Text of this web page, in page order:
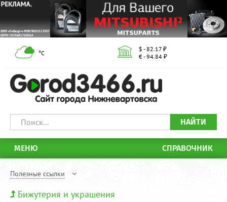
°С
$ - 82.17 ₽
€ - 94.84 ₽
НАЙТИ
МЕНЮ СПРАВОЧНИК
Полезные ссылки
Бижутерия и украшения